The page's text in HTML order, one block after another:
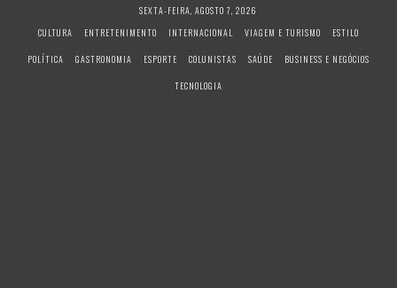
SEXTA-FEIRA, AGOSTO 7, 2026
CULTURA
ENTRETENIMENTO INTERNACIONAL VIAGEM E TURISMO
ESTILO
POLÍTICA
GASTRONOMIA ESPORTE COLUNISTAS SAÚDE
BUSINESS E NEGÓCIOS
TECNOLOGIA